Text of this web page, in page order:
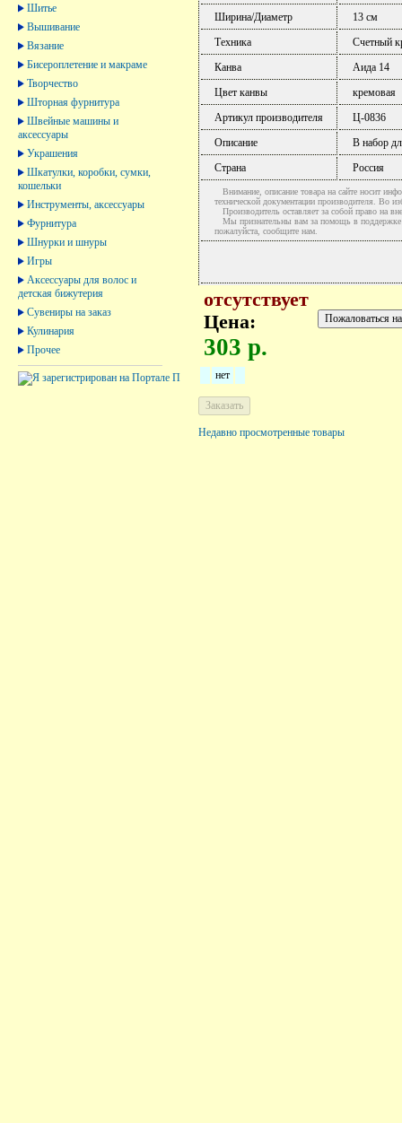
Шитье
Вышивание
Вязание
Бисероплетение и макраме
Творчество
Шторная фурнитура
Швейные машины и
аксессуары
Украшения
Шкатулки, коробки, сумки,
кошельки
Инструменты, аксессуары
Фурнитура
Шнурки и шнуры
Игры
Аксессуары для волос и
детская бижутерия
Сувениры на заказ
Кулинария
Прочее
Ширина/Диаметр
13 см
Техника
Счетный
Канва
Аида 14
Цвет канвы
кремовая
Артикул производителя
Ц-0836
Описание
В набор
Страна
Россия
Внимание, описание товара на сайте носит
технической документации производителя. Во
Производитель оставляет за собой право на
Мы признательны вам за помощь в поддержке
пожалуйста, сообщите нам.
отсутствует
Цена:
303 р.
нет
Недавно просмотренные товары